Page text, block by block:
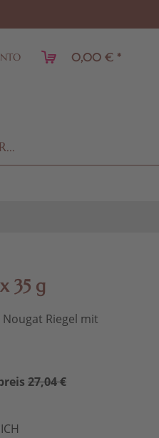
0,00 € *
35 g
Riegel mit
27,04 €